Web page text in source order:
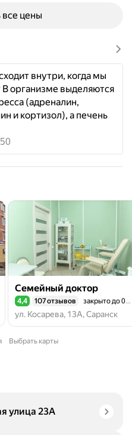
цены
внутри, когда мы
(адреналин,
и кортизол), а печень
Семейный доктор
Рейтинг 4,4 из 5
4,4 107 отзывов закрыто до 08:00
ул. Косарева, 13А, Саранск
Выбрать карты
улица 23А